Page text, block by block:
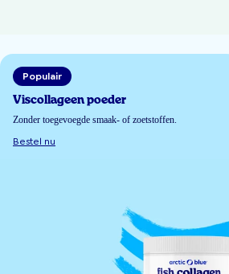
Populair
Viscollageen poeder
Zonder toegevoegde smaak- of zoetstoffen.
Bestel nu